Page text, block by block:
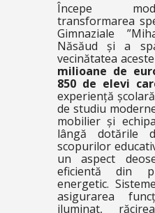
Începe
transformarea
Gimnaziale
Năsăud și a
vecinătatea
milioane de
850 de elevi
experiență
de studiu
mobilier și
lângă dotările
scopurilor
un aspect
eficientă din
energetic.
asigurarea
iluminat,